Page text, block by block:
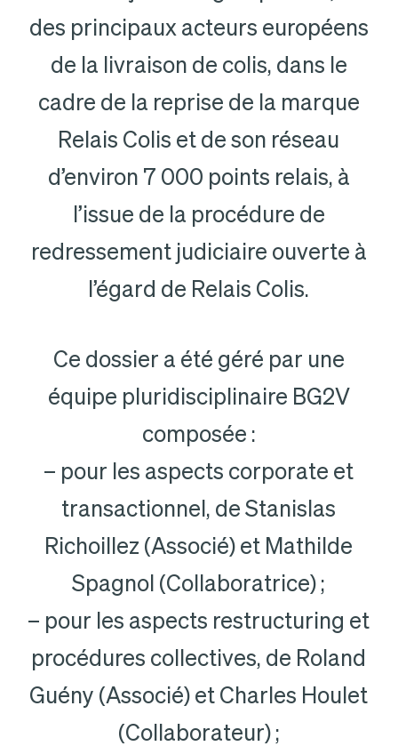
des principaux acteurs européens
de la livraison de colis, dans le
cadre de la reprise de la marque
Relais Colis et de son réseau
d’environ 7 000 points relais, à
l’issue de la procédure de
redressement judiciaire ouverte à
l’égard de Relais Colis.
Ce dossier a été géré par une
équipe pluridisciplinaire BG2V
composée :
– pour les aspects corporate et
transactionnel, de Stanislas
Richoillez (Associé) et Mathilde
Spagnol (Collaboratrice) ;
– pour les aspects restructuring et
procédures collectives, de Roland
Guény (Associé) et Charles Houlet
(Collaborateur) ;